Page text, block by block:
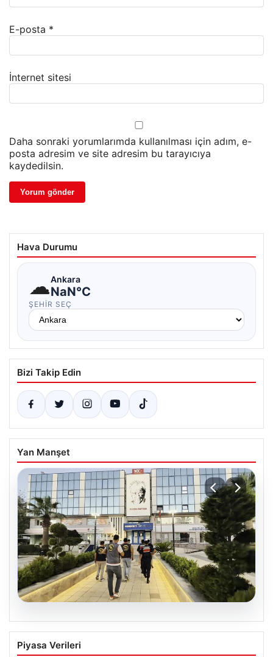
E-posta *
İnternet sitesi
Daha sonraki yorumlarımda kullanılması için adım, e-
posta adresim ve site adresim bu tarayıcıya
kaydedilsin.
Hava Durumu
☁Ankara
NaN°C
ŞEHIR SEÇ
Bizi Takip Edin
Yan Manşet
Menderes Belediyesi Hakkında
Soruşturmada Firari Başkan Yardımcısı
Piyasa Verileri